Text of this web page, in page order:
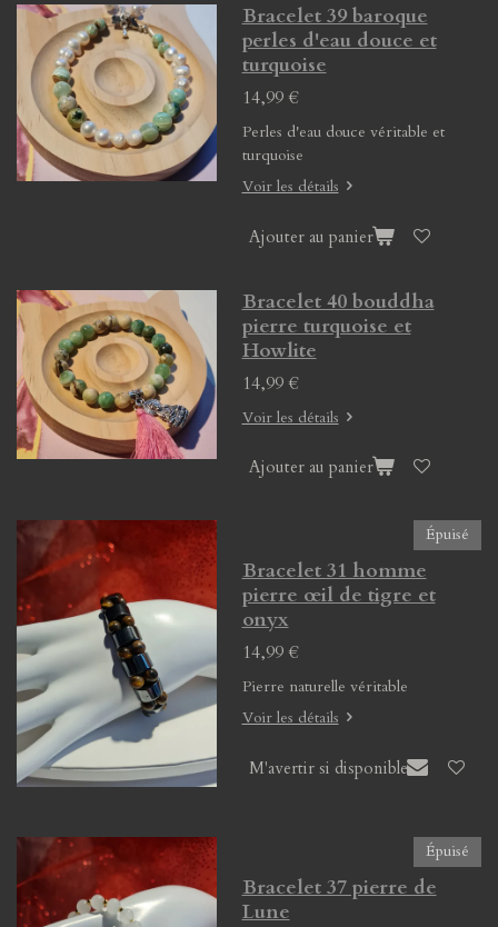
Bracelet 39 baroque
perles d'eau douce et
turquoise
14,99 €
Perles d'eau douce véritable et
turquoise
Voir les détails
Ajouter au panier
Bracelet 40 bouddha
pierre turquoise et
Howlite
14,99 €
Voir les détails
Ajouter au panier
Épuisé
Bracelet 31 homme
pierre œil de tigre et
onyx
14,99 €
Pierre naturelle véritable
Voir les détails
M'avertir si disponible
Épuisé
Bracelet 37 pierre de
Lune